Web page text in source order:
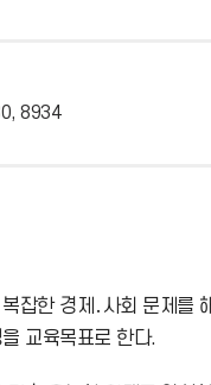
8934
잡한 경제․사회 문제를
교육목표로 한다.